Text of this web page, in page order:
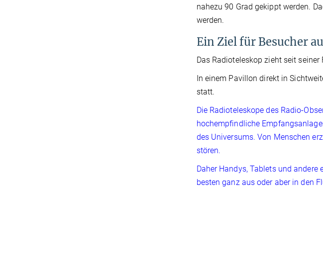
nahezu 90 Grad gekippt werden.
werden.
Ein Ziel für Besucher
Das Radioteleskop zieht seit
In einem Pavillon direkt in
statt.
Die Radioteleskope des Radio-
hochempfindliche
des Universums. Von Menschen
stören.
Daher Handys, Tablets und
besten ganz aus oder aber in den